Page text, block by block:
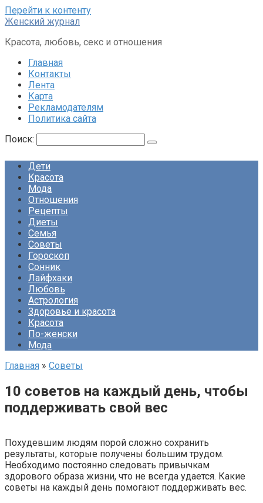
Перейти к контенту
Женский журнал
Красота, любовь, секс и отношения
Главная
Контакты
Лента
Карта
Рекламодателям
Политика сайта
Поиск:
Дети
Красота
Мода
Отношения
Рецепты
Диеты
Семья
Советы
Гороскоп
Сонник
Лайфхаки
Любовь
Астрология
Здоровье и красота
Красота
По-женски
Мода
Главная » Советы
10 советов на каждый день, чтобы
поддерживать свой вес
Похудевшим людям порой сложно сохранить
результаты, которые получены большим трудом.
Необходимо постоянно следовать привычкам
здорового образа жизни, что не всегда удается. Какие
советы на каждый день помогают поддерживать вес.